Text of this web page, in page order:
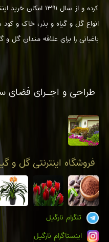
کرده و از سال ۱۳۹۱
انواع گل و گیاه و بذر، خاک و
باغبانی را برای علاقه مندان گل
طراحی و اجـرای فضای
فروشگاه اینترنتی گل و
تلگرام نارگیل
اینستاگرام نارگیل